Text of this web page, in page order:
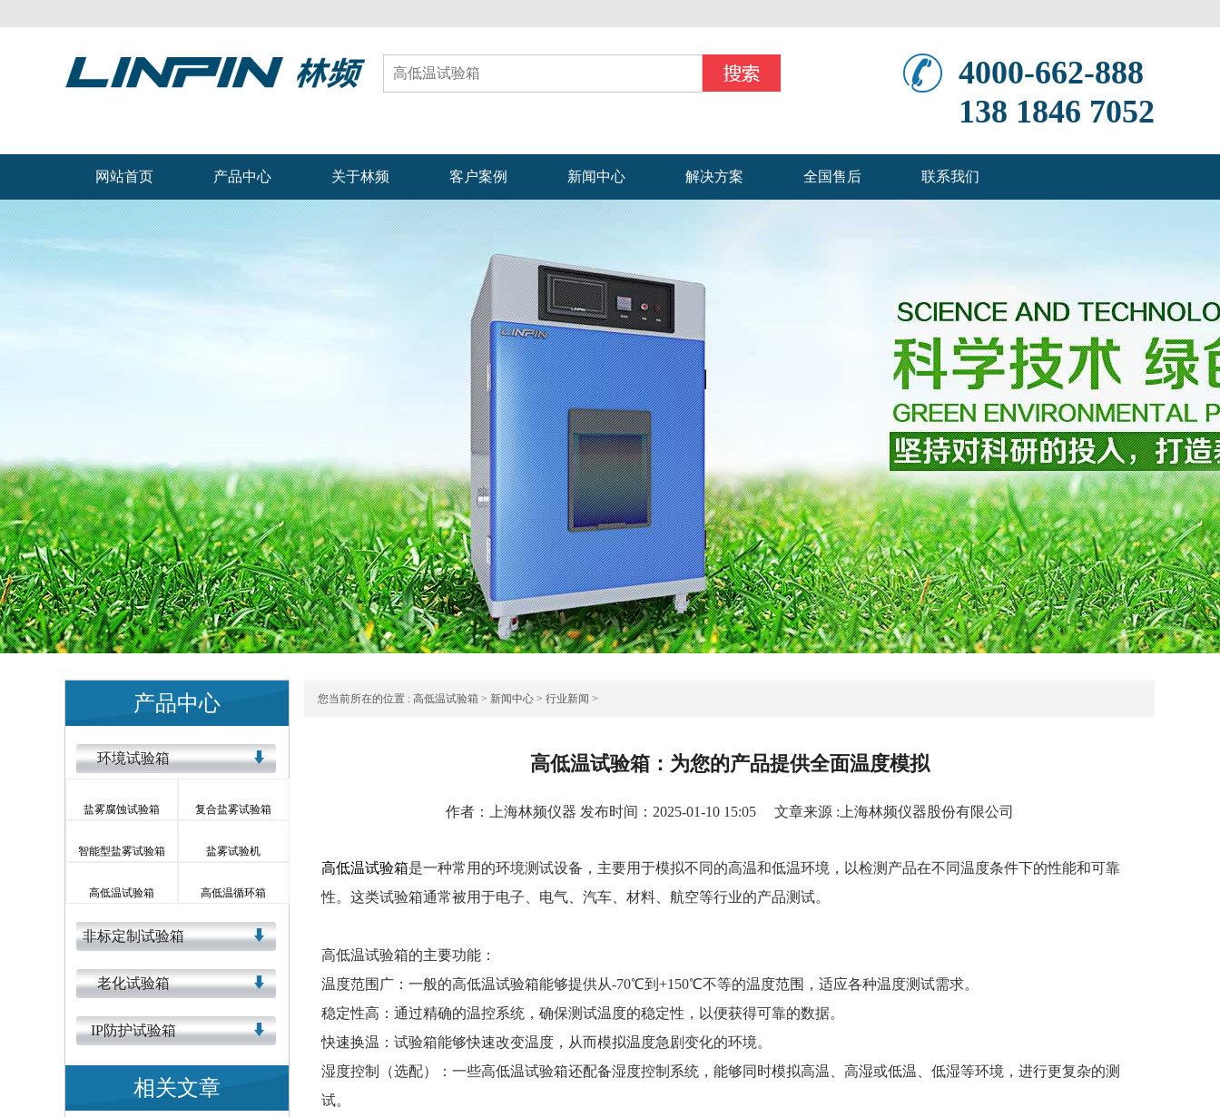
4000-662-888
138 1846 7052
网站首页 产品中心 关于林频 客户案例 新闻中心 解决方案 全国售后 联系我们
产品中心
环境试验箱
盐雾腐蚀试验箱 复合盐雾试验箱
智能型盐雾试验箱 盐雾试验机
高低温试验箱 高低温循环箱
非标定制试验箱
老化试验箱
IP防护试验箱
相关文章
您当前所在的位置 : 高低温试验箱 > 新闻中心 > 行业新闻 >
高低温试验箱：为您的产品提供全面温度模拟
作者：上海林频仪器 发布时间：2025-01-10 15:05 文章来源 :上海林频仪器股份有限公司
高低温试验箱是一种常用的环境测试设备，主要用于模拟不同的高温和低温环境，以检测产品在不同温度条件下的性能和可靠
性。这类试验箱通常被用于电子、电气、汽车、材料、航空等行业的产品测试。
高低温试验箱的主要功能：
温度范围广：一般的高低温试验箱能够提供从-70℃到+150℃不等的温度范围，适应各种温度测试需求。
稳定性高：通过精确的温控系统，确保测试温度的稳定性，以便获得可靠的数据。
快速换温：试验箱能够快速改变温度，从而模拟温度急剧变化的环境。
湿度控制（选配）：一些高低温试验箱还配备湿度控制系统，能够同时模拟高温、高湿或低温、低湿等环境，进行更复杂的测
试。